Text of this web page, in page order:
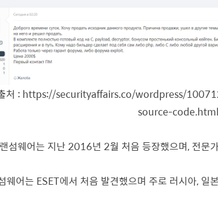
처 : https://securityaffairs.co/wordpress/
source-
섬웨어는 지난 2016년 2월 처음 등장했으며, 전문
웨어는 ESET에서 처음 발견했으며 주로 러시아, 일